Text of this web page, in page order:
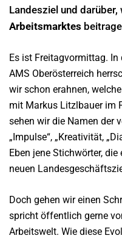
Landesziel und darüber,
Arbeitsmarktes
Es ist Freitagvormittag.
AMS Oberösterreich
wir schon erahnen,
mit Markus Litzlbauer im
sehen wir die Namen der
„Impulse“, „Kreativität,
Eben jene Stichwörter,
neuen
Doch gehen wir einen
spricht öffentlich gerne
Arbeitswelt. Wie diese